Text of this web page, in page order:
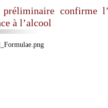
confirme
à l’alcool